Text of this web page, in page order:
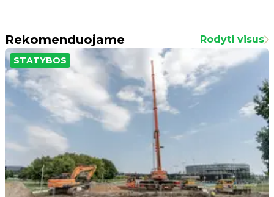
Rekomenduojame Rodyti visus
STATYBOS